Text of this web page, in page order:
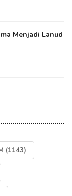
Menjadi Lanud
(1143)